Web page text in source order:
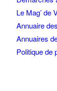
Le Mag’ de
Annuaire
Annuaires
Politique de